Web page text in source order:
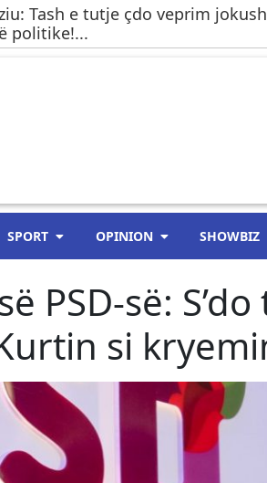
Tash e tutje çdo veprim
politike!...
SPORT OPINION SHOWBIZ
PSD-së:
si